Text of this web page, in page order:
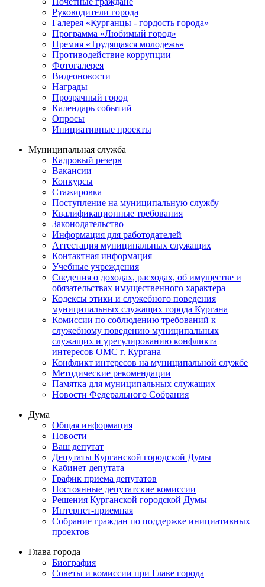
Руководители города
Галерея «Курганцы - гордость города»
Программа «Любимый город»
Премия «Трудящаяся молодежь»
Противодействие коррупции
Фотогалерея
Видеоновости
Награды
Прозрачный город
Календарь событий
Опросы
Инициативные проекты
Муниципальная служба
Кадровый резерв
Вакансии
Конкурсы
Стажировка
Поступление на муниципальную службу
Квалификационные требования
Законодательство
Информация для работодателей
Аттестация муниципальных служащих
Контактная информация
Учебные учреждения
Сведения о доходах, расходах, об имуществе и
обязательствах имущественного характера
Кодексы этики и служебного поведения
муниципальных служащих города Кургана
Комиссии по соблюдению требований к
служебному поведению муниципальных
служащих и урегулированию конфликта
интересов ОМС г. Кургана
Конфликт интересов на муниципальной службе
Методические рекомендации
Памятка для муниципальных служащих
Новости Федерального Cобрания
Дума
Общая информация
Новости
Ваш депутат
Депутаты Курганской городской Думы
Кабинет депутата
График приема депутатов
Постоянные депутатские комиссии
Решения Курганской городской Думы
Интернет-приемная
Собрание граждан по поддержке инициативных
проектов
Глава города
Биография
Советы и комиссии при Главе города